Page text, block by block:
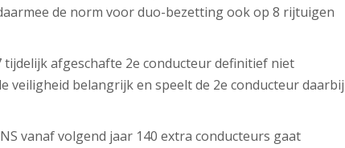
de norm voor duo-bezetting ook op 8 rijtuigen
tijdelijk afgeschafte 2e conducteur definitief niet
veiligheid belangrijk en speelt de 2e conducteur daarbij
vanaf volgend jaar 140 extra conducteurs gaat